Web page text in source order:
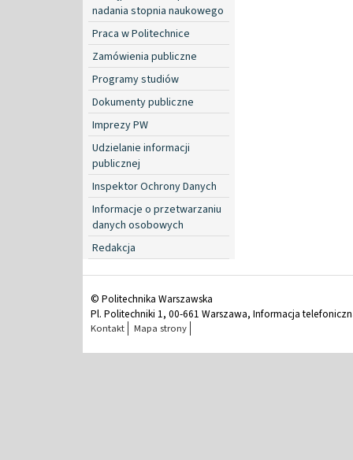
nadania stopnia naukowego
Praca w Politechnice
Zamówienia publiczne
Programy studiów
Dokumenty publiczne
Imprezy PW
Udzielanie informacji
publicznej
Inspektor Ochrony Danych
Informacje o przetwarzaniu
danych osobowych
Redakcja
© Politechnika Warszawska
Pl. Politechniki 1, 00-661 Warszawa, Informacja
Kontakt Mapa strony